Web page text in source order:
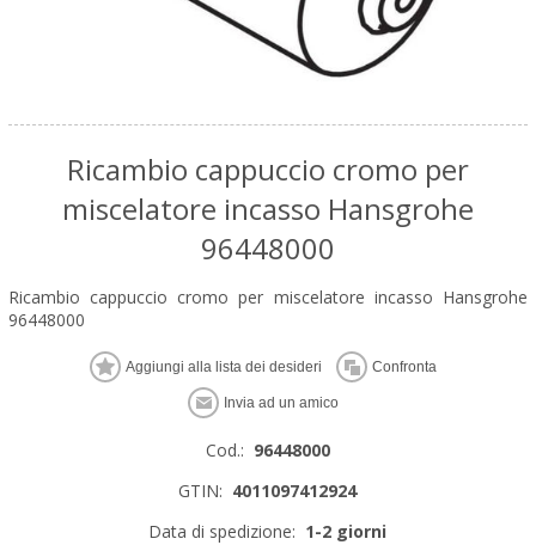
Ricambio cappuccio cromo per
miscelatore incasso Hansgrohe
96448000
Ricambio cappuccio cromo per miscelatore incasso Hansgrohe
96448000
Cod.: 96448000
GTIN: 4011097412924
Data di spedizione: 1-2 giorni